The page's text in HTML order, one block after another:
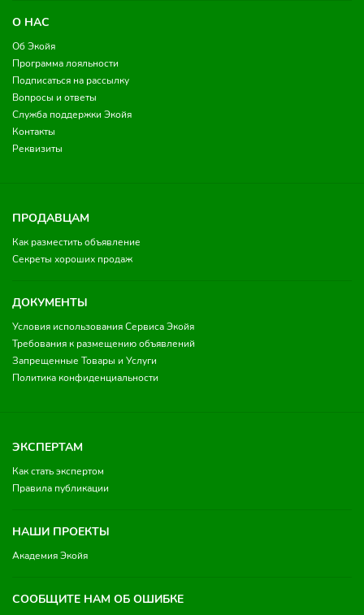
О НАС
Об Экойя
Программа лояльности
Подписаться на рассылку
Вопросы и ответы
Служба поддержки Экойя
Контакты
Реквизиты
ПРОДАВЦАМ
Как разместить объявление
Секреты хороших продаж
ДОКУМЕНТЫ
Условия использования Сервиса Экойя
Требования к размещению объявлений
Запрещенные Товары и Услуги
Политика конфиденциальности
ЭКСПЕРТАМ
Как стать экспертом
Правила публикации
НАШИ ПРОЕКТЫ
Академия Экойя
СООБЩИТЕ НАМ ОБ ОШИБКЕ